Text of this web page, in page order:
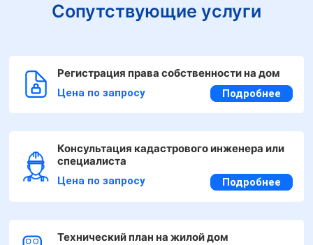
Сопутствующие услуги
Регистрация права собственности на дом
Цена по запросу Подробнее
Консультация кадастрового инженера или
специалиста
Цена по запросу Подробнее
Технический план на жилой дом